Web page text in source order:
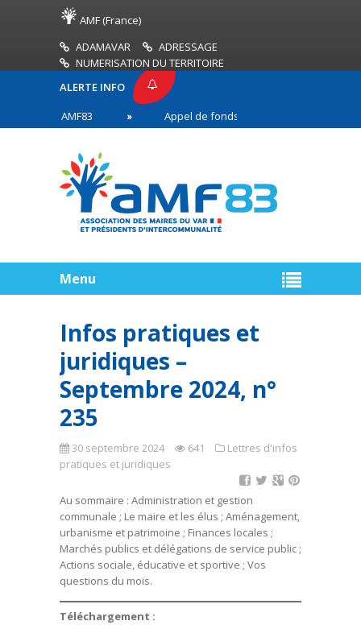
AMF (France)
ADAMAVAR
ADRESSAGE
NUMERISATION DU TERRITOIRE
ALERTE INFO
AMF83
Appel de fonds incendies de forêt
en première ligne
Menu
Infos pratiques et
juridiques –
Septembre 2024, n°
235
30 septembre 2024 641
Lettres d'infos
pratiques et juridiques
Au sommaire : Administration et gestion
communale ; Le maire et les élus ; Aménagement,
urbanisme et patrimoine ; Finances locales ;
Marchés publics et délégations de service public ;
Actions sociale, éducative et sportive ; Vos
questions du mois.
Téléchargement :